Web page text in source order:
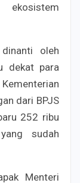
oleh
dekat para
dari BPJS
252 ribu
sudah
Menteri